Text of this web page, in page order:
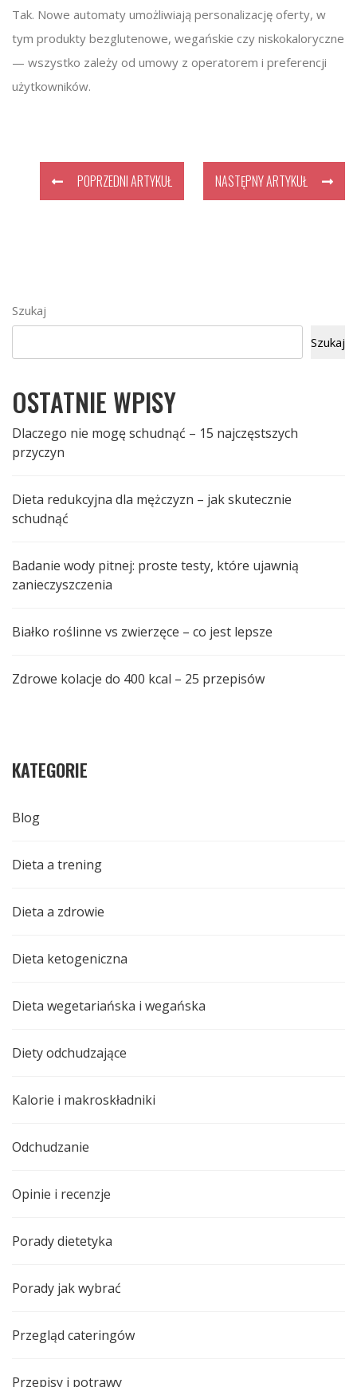
Tak. Nowe automaty umożliwiają personalizację oferty, w
tym produkty bezglutenowe, wegańskie czy niskokaloryczne
— wszystko zależy od umowy z operatorem i preferencji
użytkowników.
POPRZEDNI ARTYKUŁ NASTĘPNY ARTYKUŁ
Szukaj
Szukaj
OSTATNIE WPISY
Dlaczego nie mogę schudnąć – 15 najczęstszych
przyczyn
Dieta redukcyjna dla mężczyzn – jak skutecznie
schudnąć
Badanie wody pitnej: proste testy, które ujawnią
zanieczyszczenia
Białko roślinne vs zwierzęce – co jest lepsze
Zdrowe kolacje do 400 kcal – 25 przepisów
KATEGORIE
Blog
Dieta a trening
Dieta a zdrowie
Dieta ketogeniczna
Dieta wegetariańska i wegańska
Diety odchudzające
Kalorie i makroskładniki
Odchudzanie
Opinie i recenzje
Porady dietetyka
Porady jak wybrać
Przegląd cateringów
Przepisy i potrawy